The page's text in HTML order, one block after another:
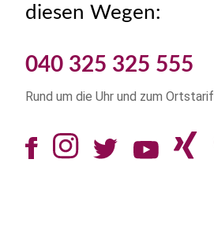
diesen Wegen:
040 325 325 555
Rund um die Uhr und zum Ortstarif